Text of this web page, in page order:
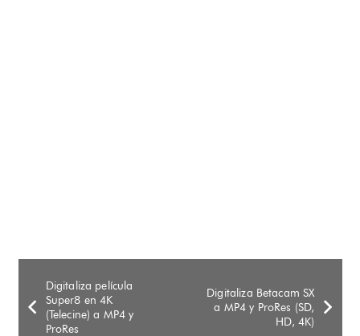
Digitaliza película
Super8 en 4K
(Telecine) a MP4 y
ProRes
Digitaliza Betacam SX
a MP4 y ProRes (SD,
HD, 4K)